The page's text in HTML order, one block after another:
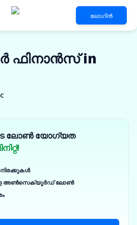
ലോഗിൻ
ഫിനാൻസ് in
ലോൺ യോഗ്യത
അൺസെക്യൂർഡ് ലോൺ